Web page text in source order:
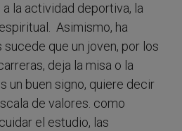
la actividad deportiva, la
Asimismo, ha
que un joven, por los
deja la misa o la
un buen signo, quiere decir
de valores. como
el estudio, las